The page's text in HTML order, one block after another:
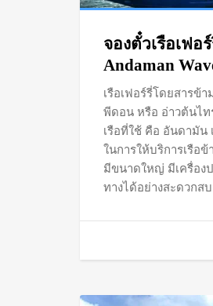
จองตั๋วเรือเฟอ
Andaman
เรือเฟอร์รี่โดยสารข้า
พีดอน หรือ อ่าวต้นไ
เรือที่ใช้ คือ อันดามัน
ในการให้บริการเรือ
มีขนาดใหญ่ มีเครื่อง
ทางได้อย่างสะดวกส